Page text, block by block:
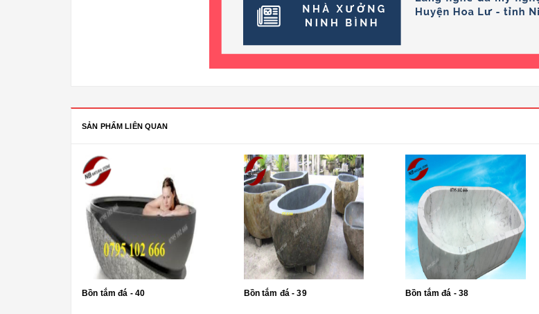
SẢN PHẨM LIÊN QUAN
Bồn tắm đá - 40 Bồn tắm đá - 39 Bồn tắm đá - 38